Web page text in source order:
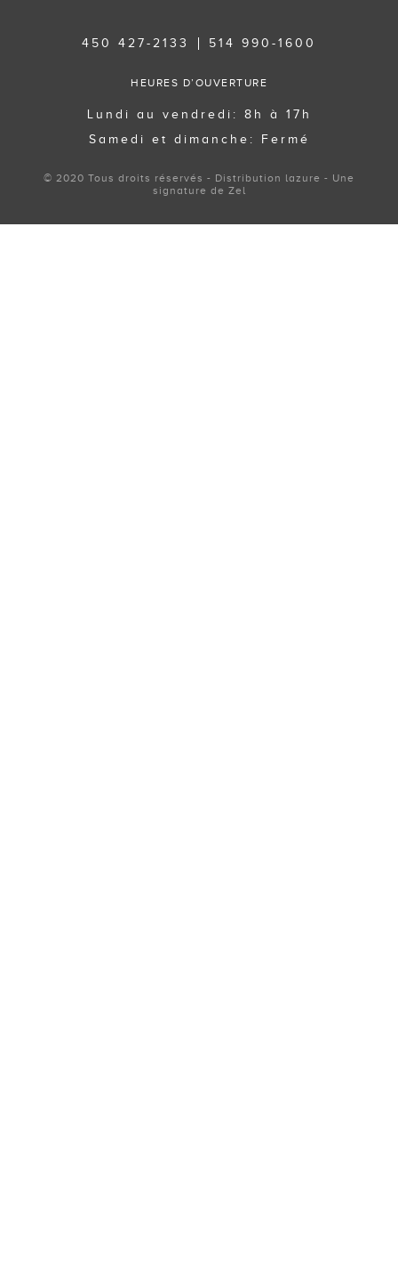
450 427-2133 514 990-1600
HEURES D’OUVERTURE
Lundi au vendredi: 8h à 17h
Samedi et dimanche: Fermé
© 2020 Tous droits réservés - Distribution lazure - Une
signature de Zel